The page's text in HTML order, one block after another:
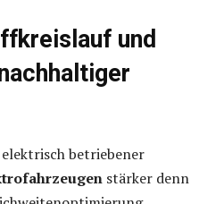
und
betriebener
stärker denn